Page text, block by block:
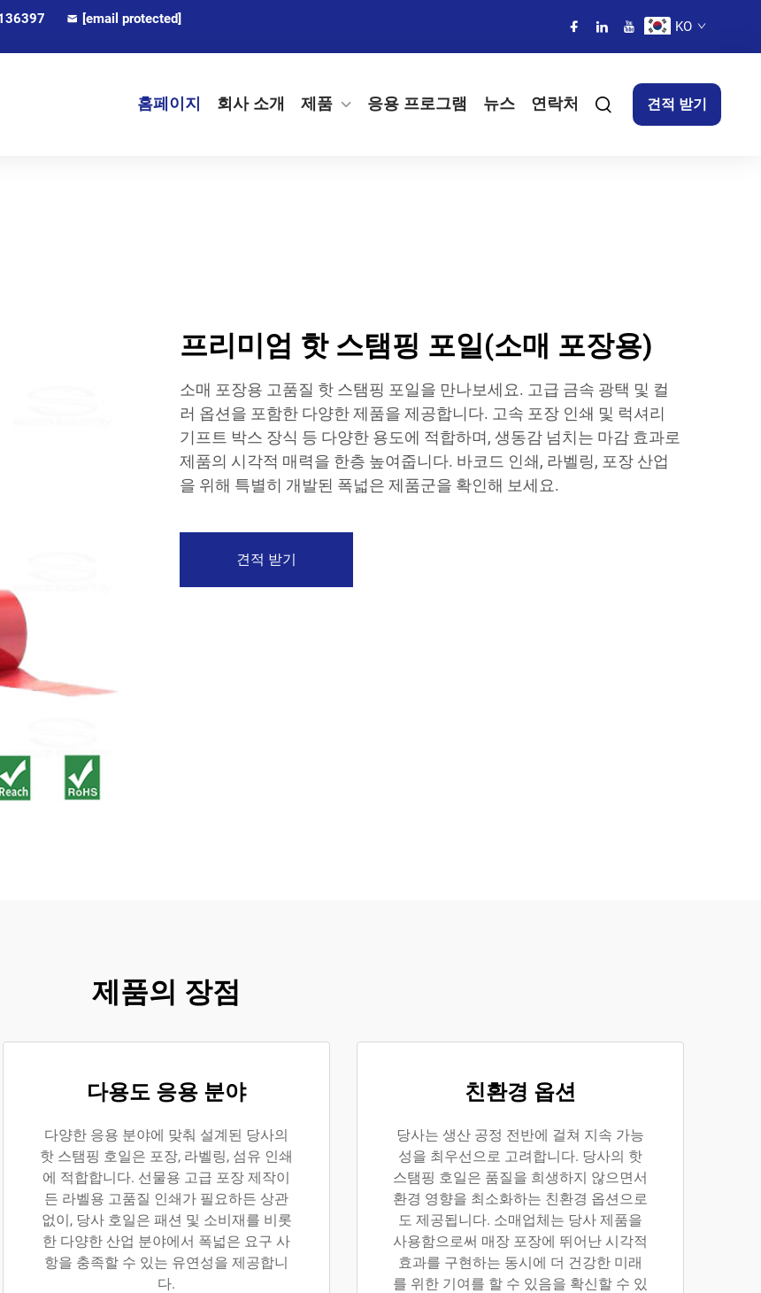
[email protected] KO
홈페이지 회사 소개 제품 응용 프로그램 뉴스 연락처 견적 받기
프리미엄 핫 스탬핑 포일(소매 포장용)
소매 포장용 고품질 핫 스탬핑 포일을 만나보세요. 고급 금속 광택 및 컬
러 옵션을 포함한 다양한 제품을 제공합니다. 고속 포장 인쇄 및 럭셔리
기프트 박스 장식 등 다양한 용도에 적합하며, 생동감 넘치는 마감 효과로
제품의 시각적 매력을 한층 높여줍니다. 바코드 인쇄, 라벨링, 포장 산업
을 위해 특별히 개발된 폭넓은 제품군을 확인해 보세요.
견적 받기
제품의 장점
다용도 응용 분야
다양한 응용 분야에 맞춰 설계된 당사의
핫 스탬핑 호일은 포장, 라벨링, 섬유 인쇄
에 적합합니다. 선물용 고급 포장 제작이
든 라벨용 고품질 인쇄가 필요하든 상관
없이, 당사 호일은 패션 및 소비재를 비롯
한 다양한 산업 분야에서 폭넓은 요구 사
항을 충족할 수 있는 유연성을 제공합니
다.
친환경 옵션
당사는 생산 공정 전반에 걸쳐 지속 가능
성을 최우선으로 고려합니다. 당사의 핫
스탬핑 호일은 품질을 희생하지 않으면서
환경 영향을 최소화하는 친환경 옵션으로
도 제공됩니다. 소매업체는 당사 제품을
사용함으로써 매장 포장에 뛰어난 시각적
효과를 구현하는 동시에 더 건강한 미래
를 위한 기여를 할 수 있음을 확신할 수 있